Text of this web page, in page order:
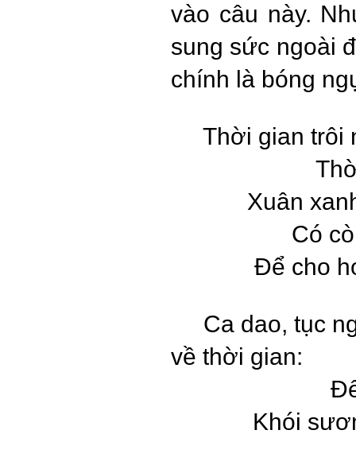
vào câu này.
sung sức ngoài
chính là bóng
Thời gian trôi
Xuân
Có
Để cho
Ca dao, tục
về thời gian:
Khói